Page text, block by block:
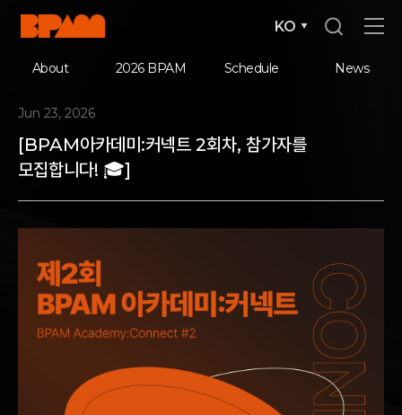
KO
About 2026 BPAM Schedule News
Jun 23, 2026
[BPAM아카데미:커넥트 2회차, 참가자를
모집합니다! 🎓]